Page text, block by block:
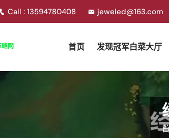
Call : 13594780408 jeweled@163.com
首页 发现冠军白菜大厅